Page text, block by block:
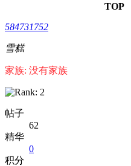
TOP
584731752
雪糕
家族: 没有家族
帖子
62
精华
0
积分